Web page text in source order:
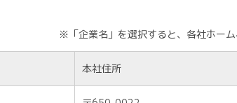
※「企業名」を選択すると、各社ホー
本社住所